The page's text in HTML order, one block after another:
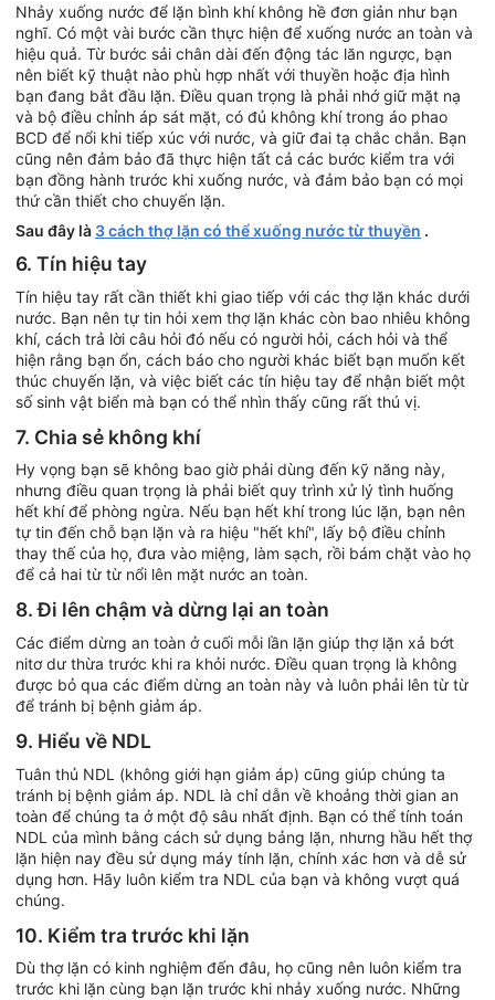
Nhảy xuống nước để lặn bình khí không hề đơn giản như bạn
nghĩ. Có một vài bước cần thực hiện để xuống nước an toàn và
hiệu quả. Từ bước sải chân dài đến động tác lăn ngược, bạn
nên biết kỹ thuật nào phù hợp nhất với thuyền hoặc địa hình
bạn đang bắt đầu lặn. Điều quan trọng là phải nhớ giữ mặt nạ
và bộ điều chỉnh áp sát mặt, có đủ không khí trong áo phao
BCD để nổi khi tiếp xúc với nước, và giữ đai tạ chắc chắn. Bạn
cũng nên đảm bảo đã thực hiện tất cả các bước kiểm tra với
bạn đồng hành trước khi xuống nước, và đảm bảo bạn có mọi
thứ cần thiết cho chuyến lặn.
Sau đây là 3 cách thợ lặn có thể xuống nước từ thuyền .
6. Tín hiệu tay
Tín hiệu tay rất cần thiết khi giao tiếp với các thợ lặn khác dưới
nước. Bạn nên tự tin hỏi xem thợ lặn khác còn bao nhiêu không
khí, cách trả lời câu hỏi đó nếu có người hỏi, cách hỏi và thể
hiện rằng bạn ổn, cách báo cho người khác biết bạn muốn kết
thúc chuyến lặn, và việc biết các tín hiệu tay để nhận biết một
số sinh vật biển mà bạn có thể nhìn thấy cũng rất thú vị.
7. Chia sẻ không khí
Hy vọng bạn sẽ không bao giờ phải dùng đến kỹ năng này,
nhưng điều quan trọng là phải biết quy trình xử lý tình huống
hết khí để phòng ngừa. Nếu bạn hết khí trong lúc lặn, bạn nên
tự tin đến chỗ bạn lặn và ra hiệu "hết khí", lấy bộ điều chỉnh
thay thế của họ, đưa vào miệng, làm sạch, rồi bám chặt vào họ
để cả hai từ từ nổi lên mặt nước an toàn.
8. Đi lên chậm và dừng lại an toàn
Các điểm dừng an toàn ở cuối mỗi lần lặn giúp thợ lặn xả bớt
nitơ dư thừa trước khi ra khỏi nước. Điều quan trọng là không
được bỏ qua các điểm dừng an toàn này và luôn phải lên từ từ
để tránh bị bệnh giảm áp.
9. Hiểu về NDL
Tuân thủ NDL (không giới hạn giảm áp) cũng giúp chúng ta
tránh bị bệnh giảm áp. NDL là chỉ dẫn về khoảng thời gian an
toàn để chúng ta ở một độ sâu nhất định. Bạn có thể tính toán
NDL của mình bằng cách sử dụng bảng lặn, nhưng hầu hết thợ
lặn hiện nay đều sử dụng máy tính lặn, chính xác hơn và dễ sử
dụng hơn. Hãy luôn kiểm tra NDL của bạn và không vượt quá
chúng.
10. Kiểm tra trước khi lặn
Dù thợ lặn có kinh nghiệm đến đâu, họ cũng nên luôn kiểm tra
trước khi lặn cùng bạn lặn trước khi nhảy xuống nước. Những